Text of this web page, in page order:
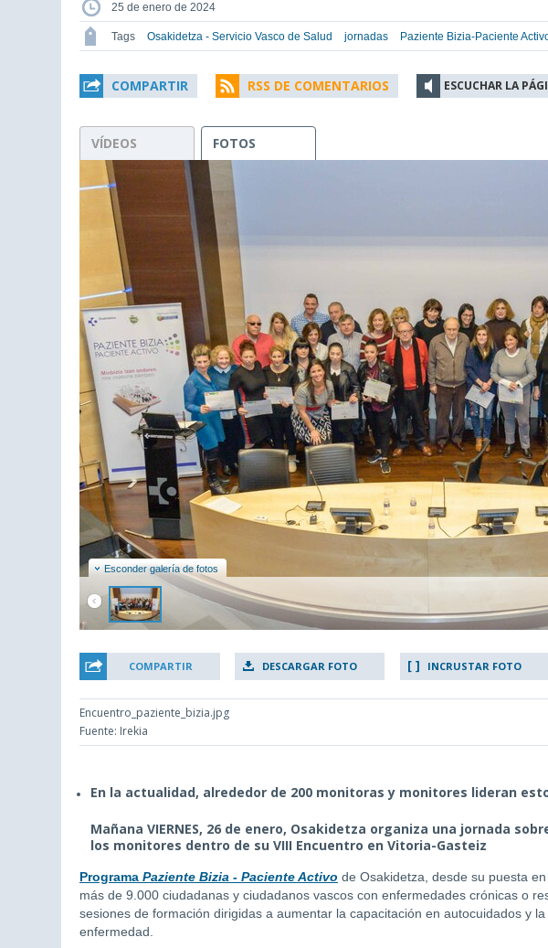
25 de enero de 2024
Tags Osakidetza - Servicio Vasco de Salud jornadas Paziente Bizia-Paciente
COMPARTIR RSS DE COMENTARIOS ESCUCHAR LA
VÍDEOS FOTOS
Esconder galería de fotos
COMPARTIR DESCARGAR FOTO INCRUSTAR FOTO
Encuentro_paziente_bizia.jpg
Fuente: Irekia
En la actualidad, alrededor de 200 monitoras y monitores lideran
Mañana VIERNES, 26 de enero, Osakidetza organiza una jornada
los monitores dentro de su VIII Encuentro en Vitoria-Gasteiz
Programa Paziente Bizia - Paciente Activo de Osakidetza, desde su puesta
más de 9.000 ciudadanas y ciudadanos vascos con enfermedades crónicas o
sesiones de formación dirigidas a aumentar la capacitación en autocuidados y
enfermedad.